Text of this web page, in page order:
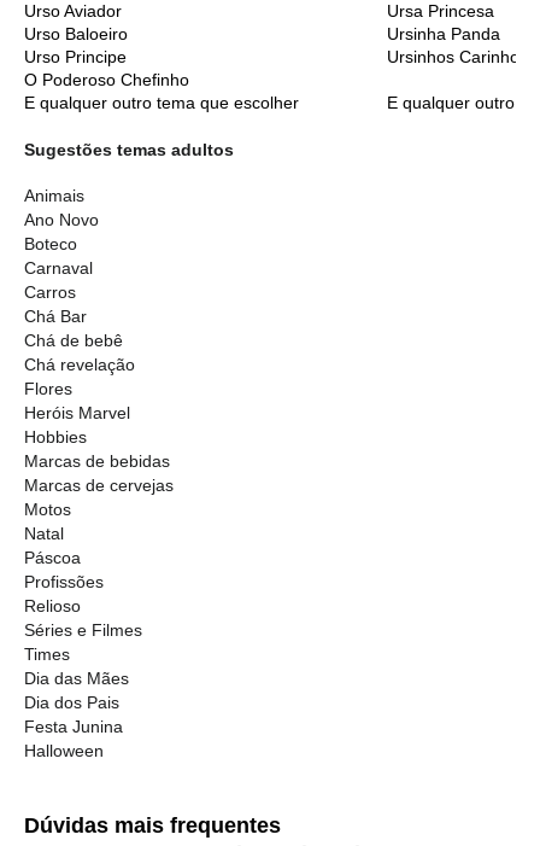
Urso Aviador
Ursa Princesa
Urso Baloeiro
Ursinha Panda
Urso Principe
Ursinhos
O Poderoso Chefinho
E qualquer outro tema que escolher
E qualquer outro
Sugestões temas adultos
Animais
Ano Novo
Boteco
Carnaval
Carros
Chá Bar
Chá de bebê
Chá revelação
Flores
Heróis Marvel
Hobbies
Marcas de bebidas
Marcas de cervejas
Motos
Natal
Páscoa
Profissões
Relioso
Séries e Filmes
Times
Dia das Mães
Dia dos Pais
Festa Junina
Halloween
Dúvidas mais frequentes